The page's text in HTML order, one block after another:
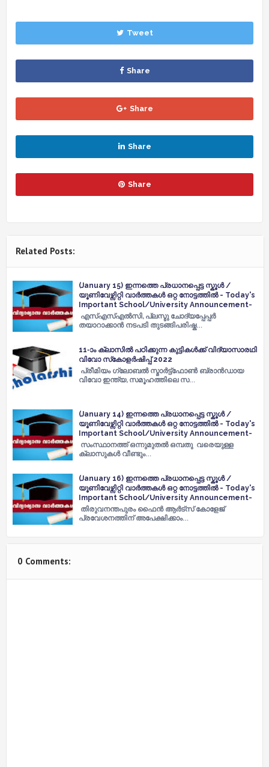
Tweet
Share
Share
Share
Share
Related Posts:
(January 15) ഇന്നത്തെ പ്രധാനപ്പെട്ട സ്കൂൾ /
യൂണിവേഴ്സിറ്റി വാർത്തകൾ ഒറ്റ നോട്ടത്തിൽ - Today's
Important School/University Announcement-
എസ്എസ്എൽസി, പ്ലസ്ടു ചോദ്യപ്പേപ്പർ
തയാറാക്കാൻ നടപടി തുടങ്ങിപരിഷ്ക…
11-ാം ക്ലാസിൽ പഠിക്കുന്ന കുട്ടികൾക്ക് വിദ്യാസാരഥി
വിവോ സ്‌കോളർഷിപ്പ് 2022
പ്രീമിയം ഗ്ലോബൽ സ്മാർട്ട്‌ഫോൺ ബ്രാൻഡായ
വിവോ ഇന്ത്യ, സമൂഹത്തിലെ സ…
(January 14) ഇന്നത്തെ പ്രധാനപ്പെട്ട സ്കൂൾ /
യൂണിവേഴ്സിറ്റി വാർത്തകൾ ഒറ്റ നോട്ടത്തിൽ - Today's
Important School/University Announcement-
സംസ്ഥാനത്ത് ഒന്നുമുതല്‍ ഒമ്പതു വരെയുള്ള
ക്ലാസുകള്‍ വീണ്ടും…
(January 16) ഇന്നത്തെ പ്രധാനപ്പെട്ട സ്കൂൾ /
യൂണിവേഴ്സിറ്റി വാർത്തകൾ ഒറ്റ നോട്ടത്തിൽ - Today's
Important School/University Announcement-
തിരുവനന്തപുരം ഫൈന്‍ ആര്‍ട്‌സ് കോളേജ്
പ്രവേശനത്തിന്‌ അപേക്ഷിക്കാം…
0 Comments: